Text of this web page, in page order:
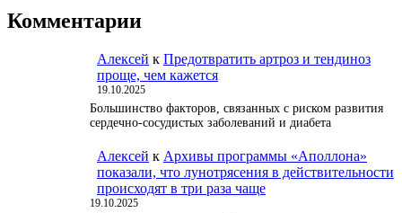
Комментарии
Алексей к Предотвратить артроз и тендиноз
проще, чем кажется
19.10.2025
Большинство факторов, связанных с риском развития
сердечно-сосудистых заболеваний и диабета
Алексей к Архивы программы «Аполлона»
показали, что лунотрясения в действительности
происходят в три раза чаще
19.10.2025